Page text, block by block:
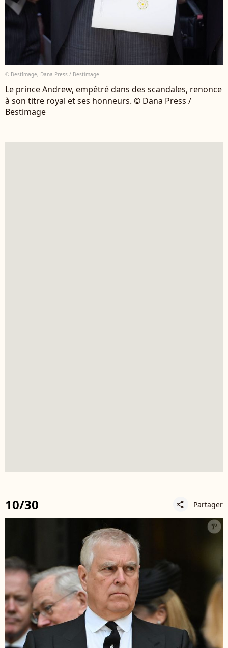
© BestImage, Dana Press / Bestimage
Le prince Andrew, empêtré dans des scandales, renonce
à son titre royal et ses honneurs. © Dana Press /
Bestimage
10/30 share Partager